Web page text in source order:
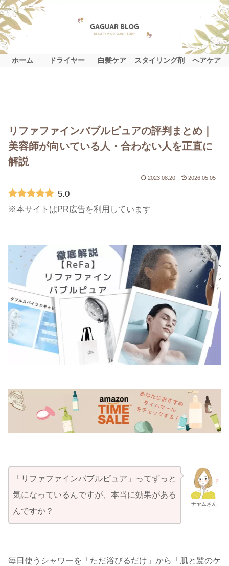
ホーム ドライヤー 白髪ケア スタイリング剤 ヘアケア
リファファインバブルピュアの評判まとめ｜
美容師が向いている人・合わない人を正直に
解説
2023.08.20 2026.05.05
5.0
※本サイトはPR広告を利用しています
ナヤムさん
「リファファインバブルピュア」ってずっと
気になっているんですが、本当に効果がある
んですか？
毎日使うシャワーを「ただ浴びるだけ」から「肌と髪のケ